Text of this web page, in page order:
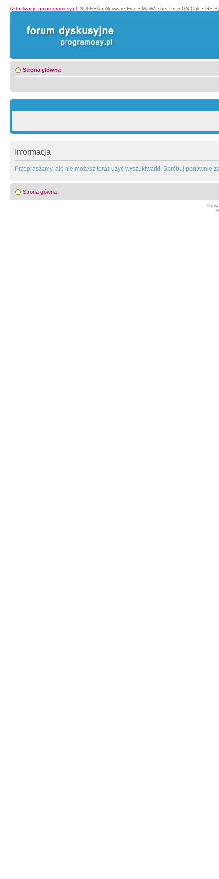
Aktualizacje na programosy.pl: SUPERAntiSpyware Free • MailWasher Pro • GS-Calc • GS-
Strona główna
Informacja
Przepraszamy, ale nie możesz teraz użyć wyszukiwarki. Spróbuj ponownie
Strona główna